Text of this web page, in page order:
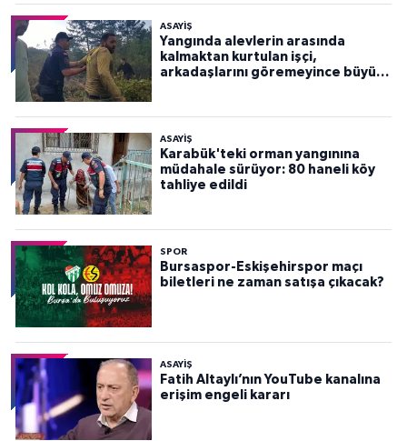
ASAYİŞ
Yangında alevlerin arasında
kalmaktan kurtulan işçi,
arkadaşlarını göremeyince büyük
ASAYİŞ
Karabük'teki orman yangınına
müdahale sürüyor: 80 haneli köy
tahliye edildi
SPOR
Bursaspor-Eskişehirspor maçı
biletleri ne zaman satışa çıkacak?
ASAYİŞ
Fatih Altaylı’nın YouTube kanalına
erişim engeli kararı